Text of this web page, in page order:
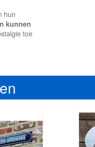
hun
kunnen
toe